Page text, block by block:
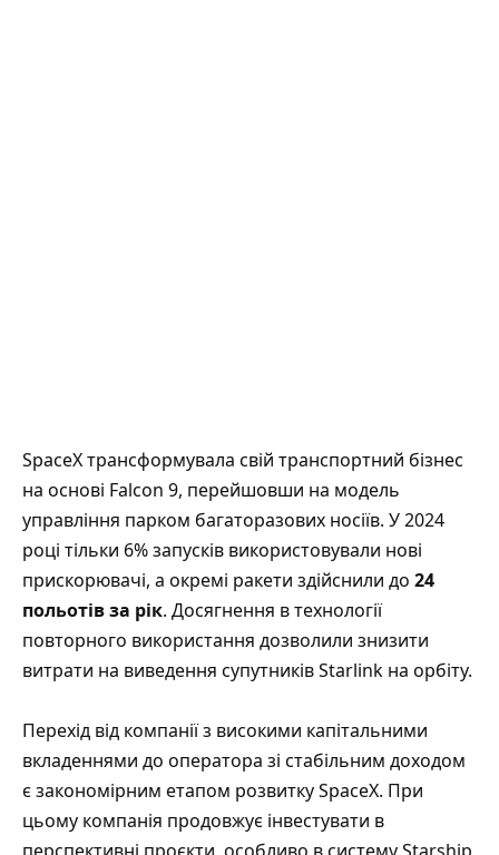
SpaceX трансформувала свій транспортний бізнес
на основі Falcon 9, перейшовши на модель
управління парком багаторазових носіїв. У 2024
році тільки 6% запусків використовували нові
прискорювачі, а окремі ракети здійснили до 24
польотів за рік. Досягнення в технології
повторного використання дозволили знизити
витрати на виведення супутників Starlink на орбіту.
Перехід від компанії з високими капітальними
вкладеннями до оператора зі стабільним доходом
є закономірним етапом розвитку SpaceX. При
цьому компанія продовжує інвестувати в